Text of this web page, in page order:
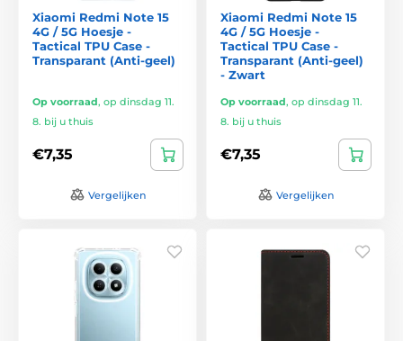
Xiaomi Redmi Note 15
4G / 5G Hoesje -
Tactical TPU Case -
Transparant (Anti-geel)
Op voorraad, op dinsdag 11.
8. bij u thuis
€7,35
Vergelijken
Xiaomi Redmi Note 15
4G / 5G Hoesje -
Tactical TPU Case -
Transparant (Anti-geel)
- Zwart
Op voorraad, op dinsdag 11.
8. bij u thuis
€7,35
Vergelijken